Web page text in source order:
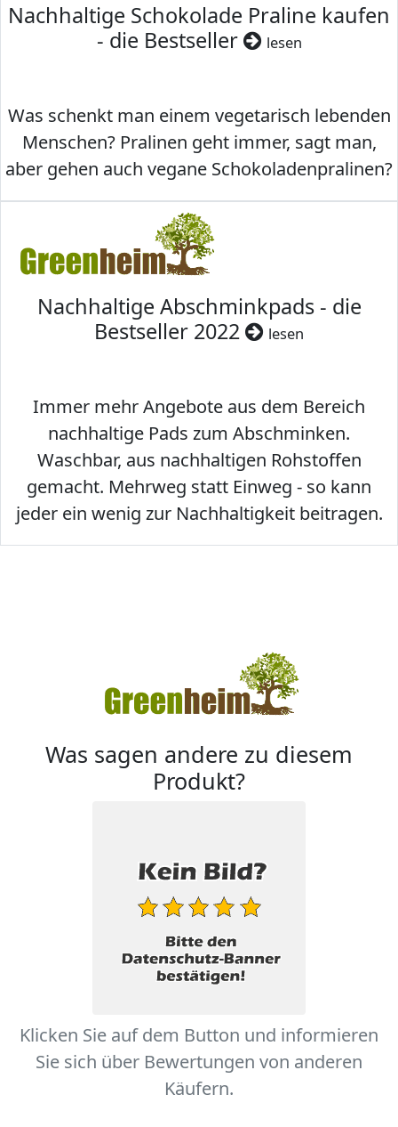
Nachhaltige Schokolade Praline kaufen
- die Bestseller
lesen
Was schenkt man einem vegetarisch lebenden
Menschen? Pralinen geht immer, sagt man,
aber gehen auch vegane Schokoladenpralinen?
Nachhaltige Abschminkpads - die
Bestseller 2022
lesen
Immer mehr Angebote aus dem Bereich
nachhaltige Pads zum Abschminken.
Waschbar, aus nachhaltigen Rohstoffen
gemacht. Mehrweg statt Einweg - so kann
jeder ein wenig zur Nachhaltigkeit beitragen.
Was sagen andere zu diesem
Produkt?
Klicken Sie auf dem Button und informieren
Sie sich über Bewertungen von anderen
Käufern.